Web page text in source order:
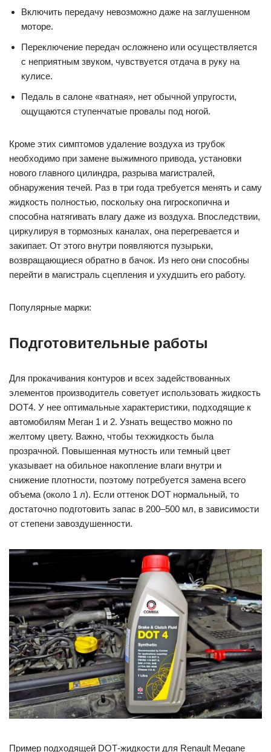
Включить передачу невозможно даже на заглушенном
моторе.
Переключение передач осложнено или осуществляется
с неприятным звуком, чувствуется отдача в руку на
кулисе.
Педаль в салоне «ватная», нет обычной упругости,
ощущаются ступенчатые провалы под ногой.
Кроме этих симптомов удаление воздуха из трубок
необходимо при замене выжимного привода, установки
нового главного цилиндра, разрыва магистралей,
обнаружения течей. Раз в три года требуется менять и саму
жидкость полностью, поскольку она гигроскопична и
способна натягивать влагу даже из воздуха. Впоследствии,
циркулируя в тормозных каналах, она перегревается и
закипает. От этого внутри появляются пузырьки,
возвращающиеся обратно в бачок. Из него они способны
перейти в магистраль сцепления и ухудшить его работу.
Популярные марки:
Подготовительные работы
Для прокачивания контуров и всех задействованных
элементов производитель советует использовать жидкость
DOT4. У нее оптимальные характеристики, подходящие к
автомобилям Меган 1 и 2. Узнать вещество можно по
желтому цвету. Важно, чтобы техжидкость была
прозрачной. Повышенная мутность или темный цвет
указывает на обильное накопление влаги внутри и
снижение плотности, поэтому потребуется замена всего
объема (около 1 л). Если оттенок DOT нормальный, то
достаточно подготовить запас в 200–500 мл, в зависимости
от степени завоздушенности.
Пример подходящей DOT‐жидкости для Renault Megane